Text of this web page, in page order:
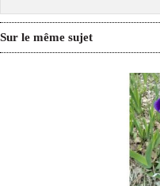
Sur le même sujet